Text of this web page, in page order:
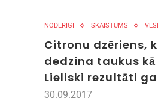
NODERĪGI SKAISTUMS
Citronu dzēriens,
dedzina taukus
Lieliski rezultāti
30.09.2017